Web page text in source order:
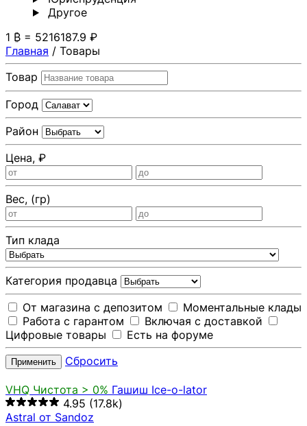
Другoе
1 ₿ = 5216187.9 ₽
Главная / Товары
Товар
Город
Район
Цена, ₽
Вес, (гр)
Тип клада
Категория продавца
От магазина с депозитом
Моментальные клады
Работа с гарантом
Включая с доставкой
Цифровые товары
Есть на форуме
Применить Сбросить
VHQ Чистота > 0% Гашиш Ice-o-lator
4.95 (17.8k)
Astral от Sandoz